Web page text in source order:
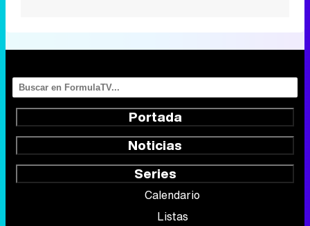
Portada
Noticias
Series
Calendario
Listas